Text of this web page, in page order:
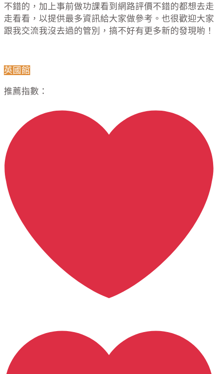
不錯的，加上事前做功課看到網路評價不錯的都想去走
走看看，以提供最多資訊給大家做參考。也很歡迎大家
跟我交流我沒去過的管別，搞不好有更多新的發現喲！
英國館
推薦指數：